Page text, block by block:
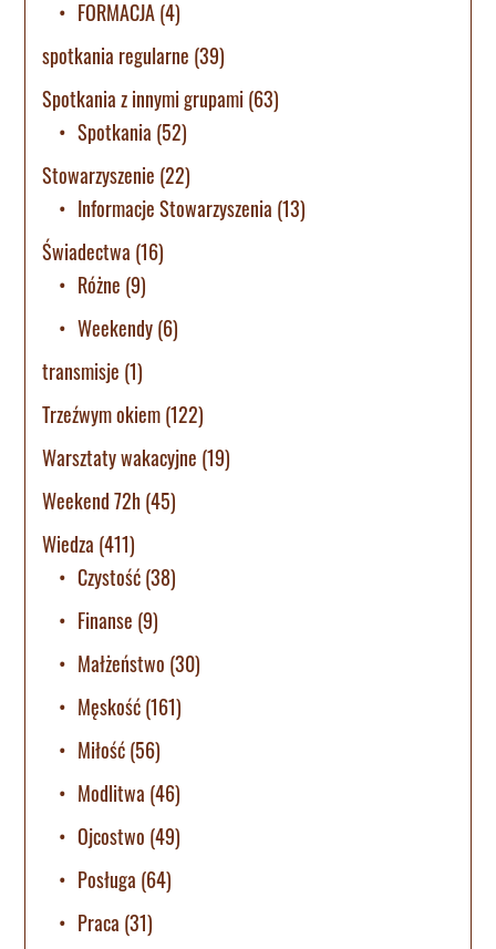
FORMACJA(4)
spotkania regularne (39)
Spotkania z innymi grupami (63)
Spotkania (52)
Stowarzyszenie (22)
Informacje Stowarzyszenia (13)
Świadectwa (16)
Różne (9)
Weekendy(6)
transmisje (1)
Trzeźwym okiem(122)
Warsztaty wakacyjne (19)
Weekend 72h(45)
Wiedza (411)
Czystość(38)
Finanse (9)
Małżeństwo (30)
Męskość(161)
Miłość(56)
Modlitwa (46)
Ojcostwo (49)
Posługa (64)
Praca (31)